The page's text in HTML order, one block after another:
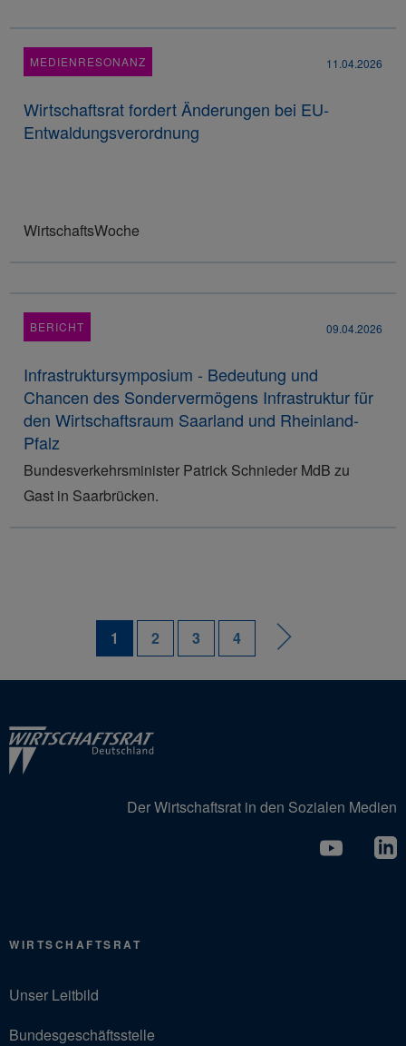
MEDIENRESONANZ 11.04.2026
Wirtschaftsrat fordert Änderungen bei EU-
Entwaldungsverordnung
WirtschaftsWoche
BERICHT 09.04.2026
Infrastruktursymposium - Bedeutung und
Chancen des Sondervermögens Infrastruktur für
den Wirtschaftsraum Saarland und Rheinland-
Pfalz
Bundesverkehrsminister Patrick Schnieder MdB zu
Gast in Saarbrücken.
1 2 3 4
Der Wirtschaftsrat in den Sozialen Medien
WIRTSCHAFTSRAT
Unser Leitbild
Bundesgeschäftsstelle